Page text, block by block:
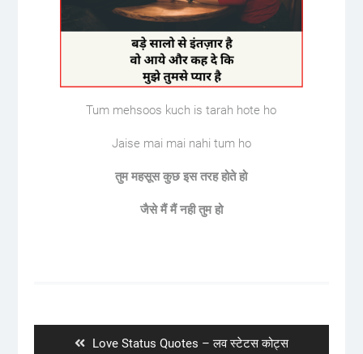
Tum mehsoos kuch is tarah hote ho
Jaise mai mai nahi tum ho
तुम महसूस कुछ इस तरह होते हो
जैसे मैं मैं नही तुम हो
Previous
Love Status Quotes – लव स्टेटस कोट्स